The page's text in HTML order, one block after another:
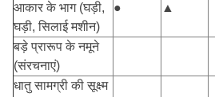
आकार के भाग (घड़ी,
घड़ी, सिलाई मशीन)
● ▲
बड़े प्रारूप के नमूने
(संरचनाएं)
धातु सामग्री की सूक्ष्म